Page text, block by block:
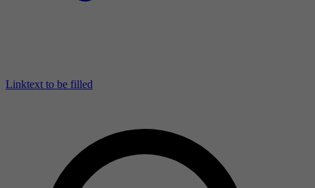
Linktext to be filled